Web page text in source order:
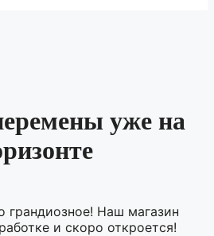
уже на
грандиозное! Наш магазин
и скоро откроется!